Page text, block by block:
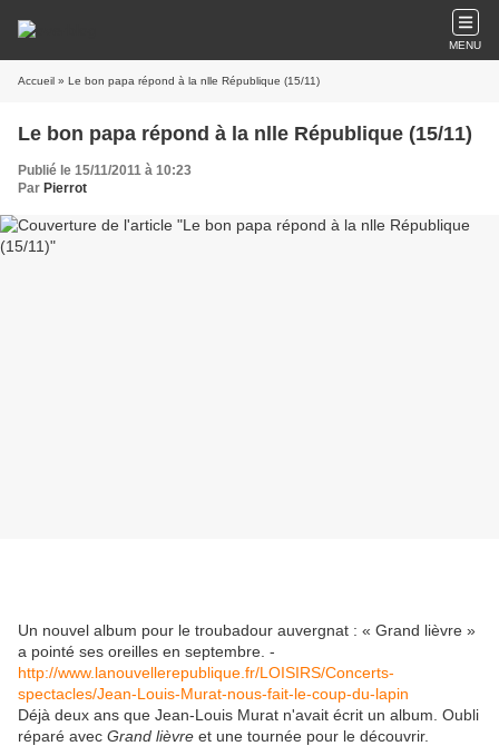
MENU
Accueil » Le bon papa répond à la nlle République (15/11)
Le bon papa répond à la nlle République (15/11)
Publié le 15/11/2011 à 10:23
Par Pierrot
Un nouvel album pour le troubadour auvergnat : « Grand lièvre »
a pointé ses oreilles en septembre. -
http://www.lanouvellerepublique.fr/LOISIRS/Concerts-
spectacles/Jean-Louis-Murat-nous-fait-le-coup-du-lapin
Déjà deux ans que Jean-Louis Murat n'avait écrit un album. Oubli
réparé avec Grand lièvre et une tournée pour le découvrir.